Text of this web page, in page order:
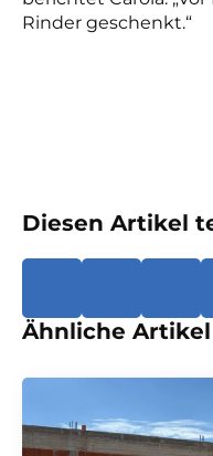
Rinder geschenkt.“
Diesen Artikel
Ähnliche Artikel